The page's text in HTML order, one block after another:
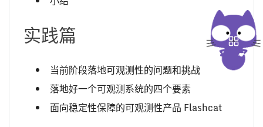
实践篇
当前阶段落地可观测性的问题和挑战
落地好一个可观测系统的四个要素
面向稳定性保障的可观测性产品 Flashcat